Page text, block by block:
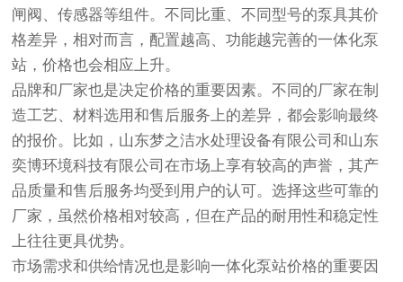
闸阀、传感器等组件。不同比重、不同型号的泵具其价
格差异，相对而言，配置越高、功能越完善的一体化泵
站，价格也会相应上升。
品牌和厂家也是决定价格的重要因素。不同的厂家在制
造工艺、材料选用和售后服务上的差异，都会影响最终
的报价。比如，山东梦之洁水处理设备有限公司和山东
奕博环境科技有限公司在市场上享有较高的声誉，其产
品质量和售后服务均受到用户的认可。选择这些可靠的
厂家，虽然价格相对较高，但在产品的耐用性和稳定性
上往往更具优势。
市场需求和供给情况也是影响一体化泵站价格的重要因